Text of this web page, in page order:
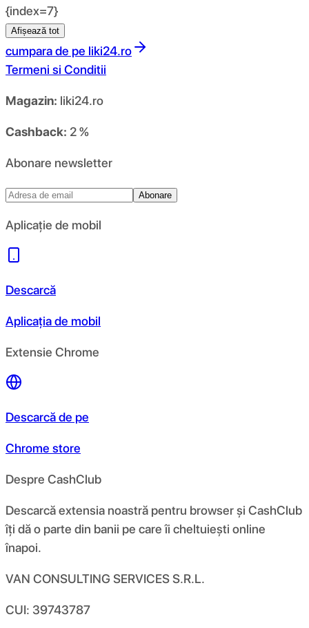
{index=7}
Afișează tot
cumpara de pe liki24.ro
Termeni si Conditii
Magazin: liki24.ro
Cashback: 2 %
Abonare newsletter
Abonare
Aplicație de mobil
Descarcă
Aplicația de mobil
Extensie Chrome
Descarcă de pe
Chrome store
Despre CashClub
Descarcă extensia noastră pentru browser și CashClub
îți dă o parte din banii pe care îi cheltuiești online
înapoi.
VAN CONSULTING SERVICES S.R.L.
CUI: 39743787